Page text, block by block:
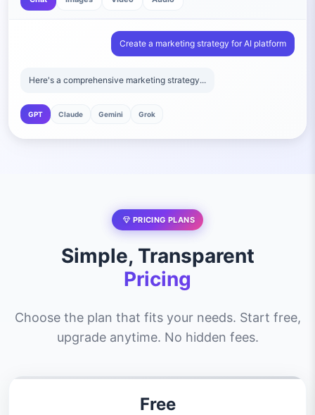
Create a marketing strategy for AI platform
Here's a comprehensive marketing strategy...
GPT Claude Gemini Grok
PRICING PLANS
Simple, Transparent
Pricing
Choose the plan that fits your needs. Start free,
upgrade anytime. No hidden fees.
Free